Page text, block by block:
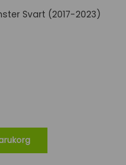
Svart (2017-2023)